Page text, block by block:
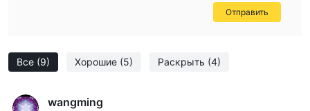
Все (9) Хорошие (5) Раскрыть (4)
wangming
Отправить